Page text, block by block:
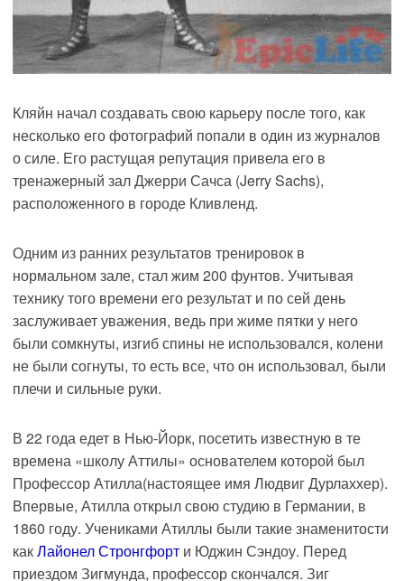
Кляйн начал создавать свою карьеру после того, как
несколько его фотографий попали в один из журналов
о силе. Его растущая репутация привела его в
тренажерный зал Джерри Сачса (Jerry Sachs),
расположенного в городе Кливленд.
Одним из ранних результатов тренировок в
нормальном зале, стал жим 200 фунтов. Учитывая
технику того времени его результат и по сей день
заслуживает уважения, ведь при жиме пятки у него
были сомкнуты, изгиб спины не использовался, колени
не были согнуты, то есть все, что он использовал, были
плечи и сильные руки.
В 22 года едет в Нью-Йорк, посетить известную в те
времена «школу Аттилы» основателем которой был
Профессор Атилла(настоящее имя Людвиг Дурлаххер).
Впервые, Атилла открыл свою студию в Германии, в
1860 году. Учениками Атиллы были такие знаменитости
какЛайонел Стронгфорт и Юджин Сэндоу. Перед
приездом Зигмунда, профессор скончался. Зиг